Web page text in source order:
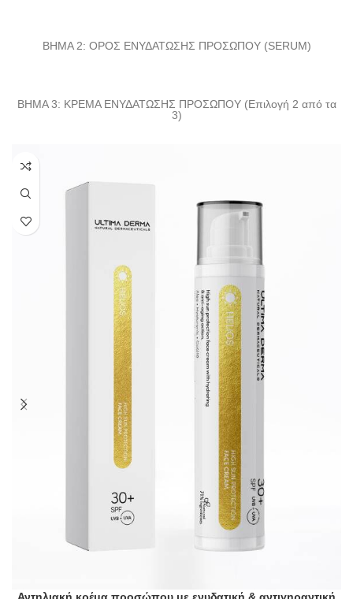
ΒΗΜΑ 2: ΟΡΟΣ ΕΝΥΔΑΤΩΣΗΣ ΠΡΟΣΩΠΟΥ (SERUM)
ΒΗΜΑ 3: ΚΡΕΜΑ ΕΝΥΔΑΤΩΣΗΣ ΠΡΟΣΩΠΟΥ (Επιλογή 2 από τα
3)
Αντηλιακή κρέμα προσώπου με ενυδατική & αντιγηραντική